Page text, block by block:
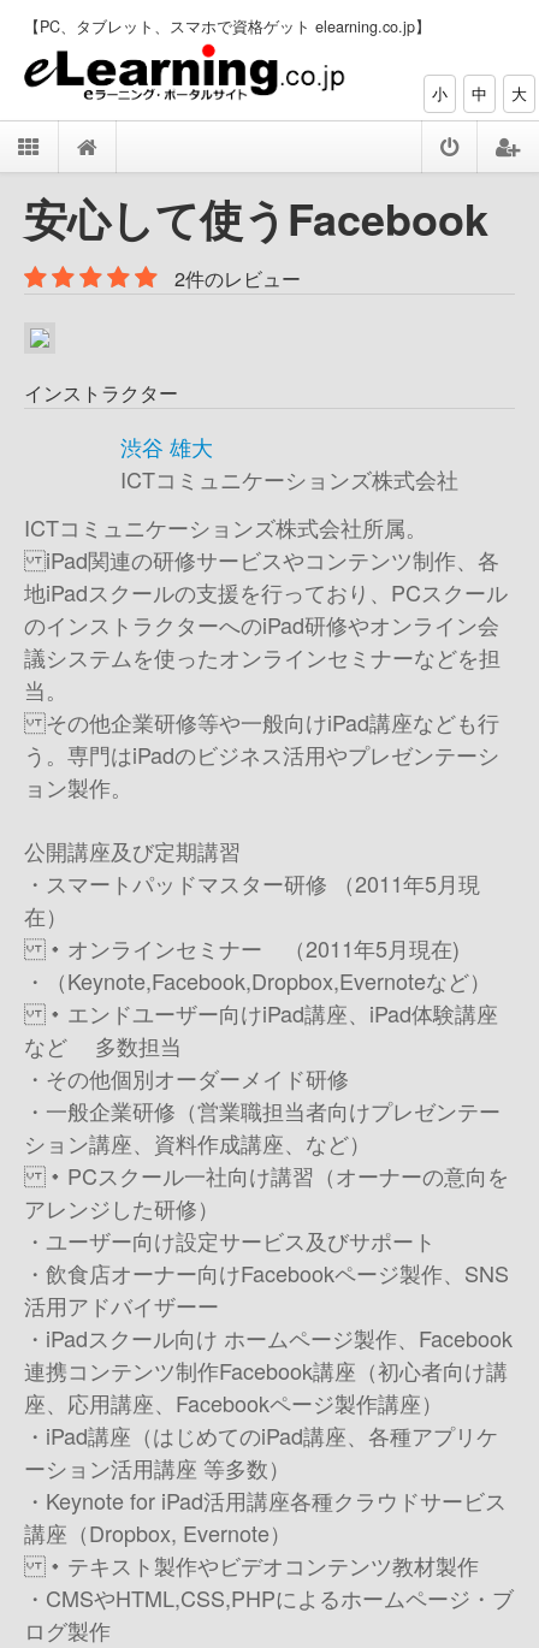
【PC、タブレット、スマホで資格ゲット elearning.co.jp】
小 中 大
安心して使うFacebook
2件のレビュー
インストラクター
渋谷 雄大
ICTコミュニケーションズ株式会社
ICTコミュニケーションズ株式会社所属。
iPad関連の研修サービスやコンテンツ制作、各
地iPadスクールの支援を行っており、 PCスクール
のインストラクターへのiPad研修やオンライン会
議システムを使ったオンラインセミナーなどを担
当。
その他企業研修等や一般向けiPad講座なども行
う。専門はiPadのビジネス活用やプレゼンテーシ
ョン製作。
公開講座及び定期講習
・スマートパッドマスター研修 （2011年5月現
在）
・オンラインセミナー （2011年5月現在)
・（Keynote,Facebook,Dropbox,Evernoteなど）
・エンドユーザー向けiPad講座、iPad体験講座
など 多数担当
・ その他個別オーダーメイド研修
・一般企業研修（営業職担当者向けプレゼンテー
ション講座、資料作成講座、など）
・PCスクール一社向け講習（オーナーの意向を
アレンジした研修）
・ユーザー向け設定サービス及びサポート
・飲食店オーナー向けFacebookページ製作、SNS
活用アドバイザー ー
・iPadスクール向け ホームページ製作、Facebook
連携 コンテンツ制作 Facebook講座（初心者向け講
座、応用講座、Facebookページ製作講座）
・iPad講座（はじめてのiPad講座、各種アプリケ
ーション活用講座 等多数）
・Keynote for iPad活用講座 各種クラウドサービス
講座（Dropbox, Evernote）
・テキスト製作やビデオコンテンツ教材製作
・CMSやHTML,CSS,PHPによるホームページ・ブ
ログ製作